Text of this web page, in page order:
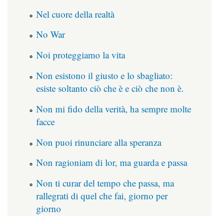
Nel cuore della realtà
No War
Noi proteggiamo la vita
Non esistono il giusto e lo sbagliato:
esiste soltanto ciò che è e ciò che non è.
Non mi fido della verità, ha sempre molte
facce
Non puoi rinunciare alla speranza
Non ragioniam di lor, ma guarda e passa
Non ti curar del tempo che passa, ma
rallegrati di quel che fai, giorno per
giorno